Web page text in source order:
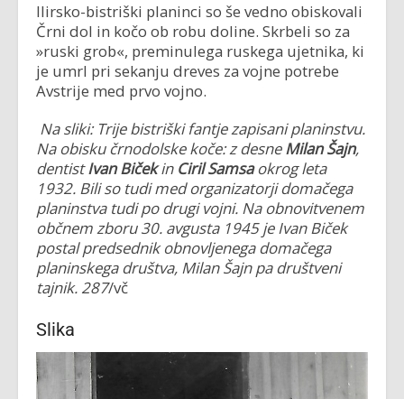
Ilirsko-bistriški planinci so še vedno obiskovali
Črni dol in kočo ob robu doline. Skrbeli so za
»ruski grob«, preminulega ruskega ujetnika, ki
je umrl pri sekanju dreves za vojne potrebe
Avstrije med prvo vojno.
Na sliki: Trije bistriški fantje zapisani planinstvu.
Na obisku črnodolske koče: z desneMilan Šajn,
dentistIvan Bičekin Ciril Samsaokrog leta
1932. Bili so tudi med organizatorji domačega
planinstva tudi po drugi vojni. Na obnovitvenem
občnem zboru 30. avgusta 1945 je Ivan Biček
postal predsednik obnovljenega domačega
planinskega društva, Milan Šajn pa društveni
tajnik. 287/vč
Slika